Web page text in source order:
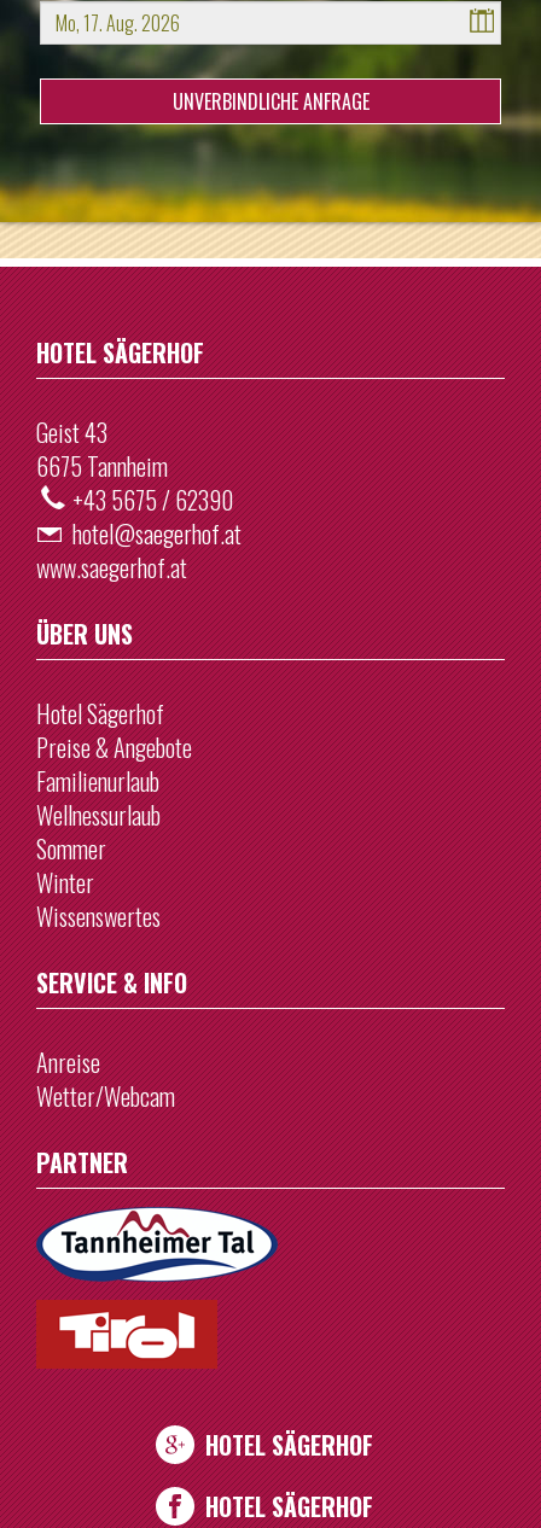
27 28 2
3 4 5 6 7 8 9
10 11 12 13 14 15 16
17 18 19 22
24 25 26 27 28 29 30
31 1 2 3 4 5 6
Heute Löschen
August 2026
Mi Do Fr
28 29 31 1
3 4 5 6 7 8 9
10 11 12 13 14 15 16
17 18 19 20 21 22 23
24 25 26 27 28 29 30
31 1 2 3 4 5 6
Heute Löschen
HOTEL SÄGERHOF
Geist 43
6675 Tannheim
+43 5675 / 62390
hotel@saegerhof.at
www.saegerhof.at
ÜBER UNS
Hotel Sägerhof
Preise & Angebote
Familienurlaub
Wellnessurlaub
Sommer
Winter
Wissenswertes
SERVICE & INFO
Anreise
Wetter/Webcam
PARTNER
HOTEL SÄGERHOF
HOTEL SÄGERHOF